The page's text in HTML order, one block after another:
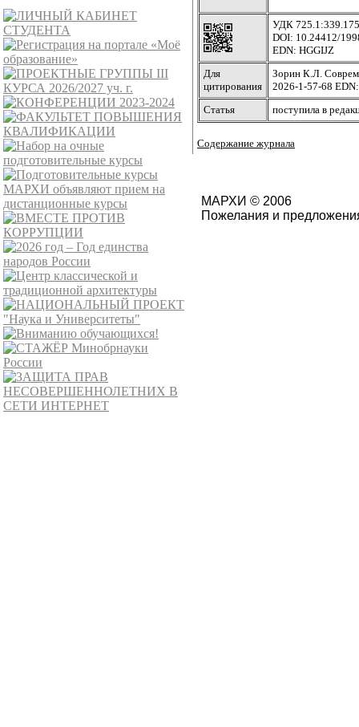
УДК
DOI: 10.24412/
EDN: HGGIJZ
Для
цитирования
Зорин К.Л.
2026-1-57-68
Статья
поступила в
Содержание журнала
МАРХИ © 2006
Пожелания и